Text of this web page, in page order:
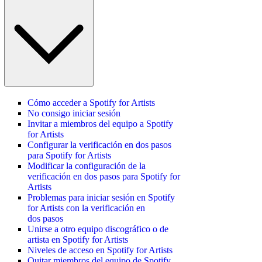
Cómo acceder a Spotify for Artists
No consigo iniciar sesión
Invitar a miembros del equipo a Spotify
for Artists
Configurar la verificación en dos pasos
para Spotify for Artists
Modificar la configuración de la
verificación en dos pasos para Spotify for
Artists
Problemas para iniciar sesión en Spotify
for Artists con la verificación en
dos pasos
Unirse a otro equipo discográfico o de
artista en Spotify for Artists
Niveles de acceso en Spotify for Artists